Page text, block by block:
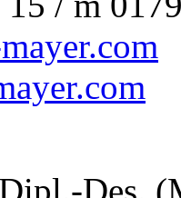
Des.